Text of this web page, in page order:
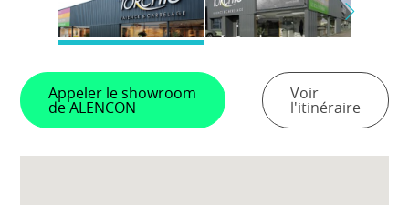
Appeler le showroom
de ALENCON
Voir
l'itinéraire